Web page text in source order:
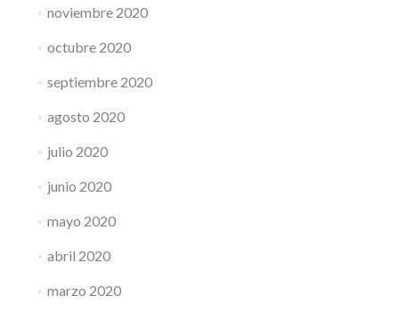
noviembre 2020
octubre 2020
septiembre 2020
agosto 2020
julio 2020
junio 2020
mayo 2020
abril 2020
marzo 2020